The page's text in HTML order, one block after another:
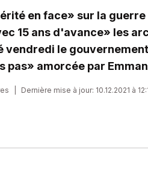
en face» sur la
15 ans d'avance» les
vendredi le
pas» amorcée par
Dernière mise à jour: 10.12.2021 à